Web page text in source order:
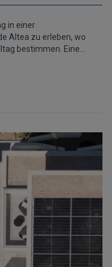
in einer
Altea zu erleben, wo
bestimmen. Eine